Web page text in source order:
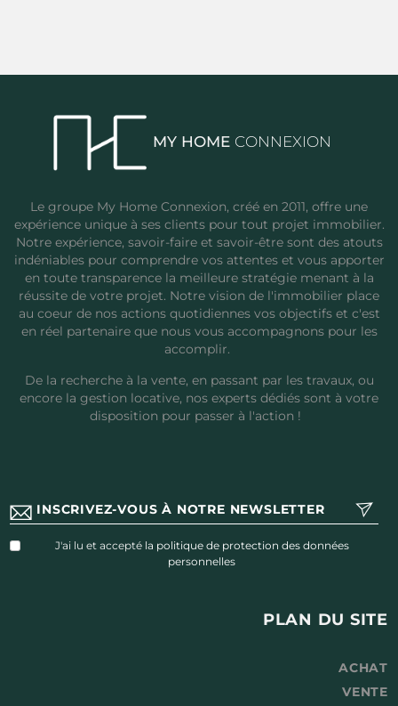
MY HOME CONNEXION
Le groupe My Home Connexion, créé en 2011, offre une
expérience unique à ses clients pour tout projet immobilier.
Notre expérience, savoir-faire et savoir-être sont des atouts
indéniables pour comprendre vos attentes et vous apporter
en toute transparence la meilleure stratégie menant à la
réussite de votre projet. Notre vision de l'immobilier place
au coeur de nos actions quotidiennes vos objectifs et c'est
en réel partenaire que nous vous accompagnons pour les
accomplir.
De la recherche à la vente, en passant par les travaux, ou
encore la gestion locative, nos experts dédiés sont à votre
disposition pour passer à l'action !
J'ai lu et accepté la politique de protection des données
personnelles
PLAN DU SITE
ACHAT
VENTE